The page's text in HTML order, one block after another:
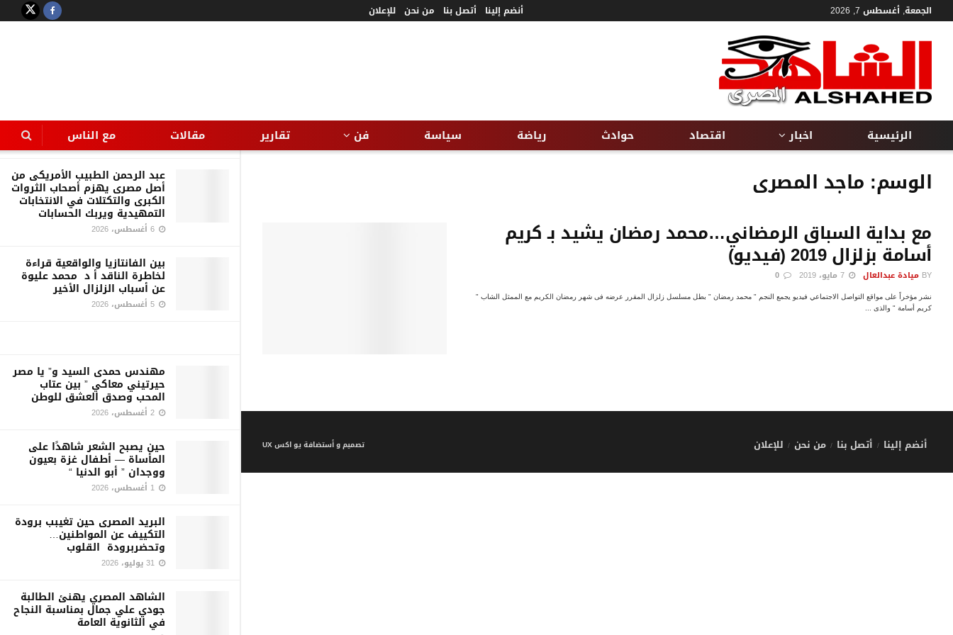
LATEST
ترى من يدير اللعبة؟
عبد الرحمن الطبيب الأمريكى من
أصل مصرى يهزم أصحاب الثروات
الكبرى والتكتلات في الانتخابات
التمهيدية ويربك الحسابات
بين الفانتازيا والواقعية قراءة
لخاطرة الناقد أ د محمد عليوة
عن أسباب الزلزال الأخير
مهندس حمدى السيد و” يا مصر
حيرتيني معاكي ” بين عتاب
المحب وصدق العشق للوطن
حين يصبح الشعر شاهدًا على
المأساة — أطفال غزة بعيون
ووجدان ” أبو الدنيا “
البريد المصرى حين تغيبب برودة
التكييف عن المواطنين…
وتحضربرودة القلوب
الشاهد المصري يهنئ الطالبة
جودي علي جمال بمناسبة النجاح
في الثانوية العامة
الجمعة, أغسطس 7, 2026 أنضم إلينا أتصل بنا من نحن للإعلان
الرئيسية اخبار اقتصاد حوادث رياضة سياسة فن تقارير مقالات مع الناس
الوسم: ماجد المصرى
مع بداية السباق الرمضاني…محمد رمضان يشيد بـ كريم
أسامة بزلزال 2019 (فيديو)
BY ميادة عبدالعال
نشر مؤخراً على مواقع التواصل الاجتماعي فيديو يجمع النجم " محمد رمضان " بطل مسلسل زلزال المقرر عرضه فى شهر رمضان الكريم مع الممثل الشاب "
كريم أسامة " والذى ...
أنضم إلينا أتصل بنا من نحن للإعلان تصميم و أستضافة يو اكس UX